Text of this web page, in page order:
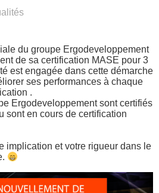
du groupe Ergodeveloppement
de sa certification MASE pour 3
est engagée dans cette démarche
ses performances à chaque
.
Ergodeveloppement sont certifiés
sont en cours de certification
implication et votre rigueur dans le